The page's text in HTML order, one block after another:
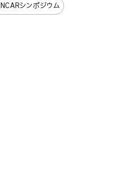
NCARシンポジウム